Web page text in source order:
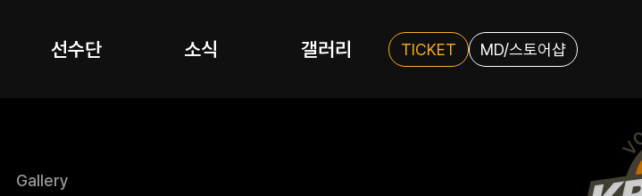
선수단 소식 갤러리 TICKET MD/스토어샵